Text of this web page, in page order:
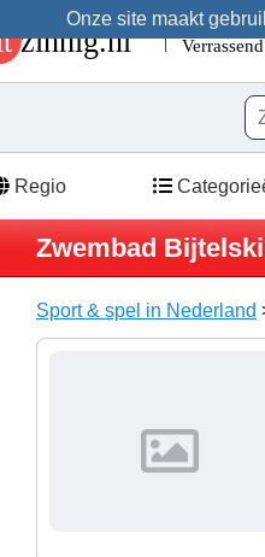
Onze site maakt
Regio
Zwembad
Sport & spel in Nederland